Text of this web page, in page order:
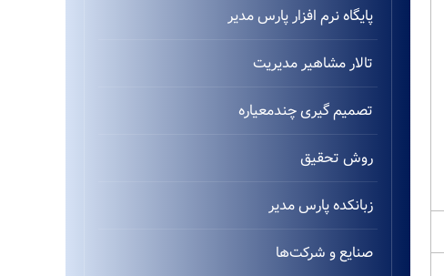
پایگاه نرم افزار پارس مدیر
تالار مشاهیر مدیریت
تصمیم گیری چندمعیاره
روش تحقیق
زبانکده پارس مدیر
صنایع و شرکت‌ها